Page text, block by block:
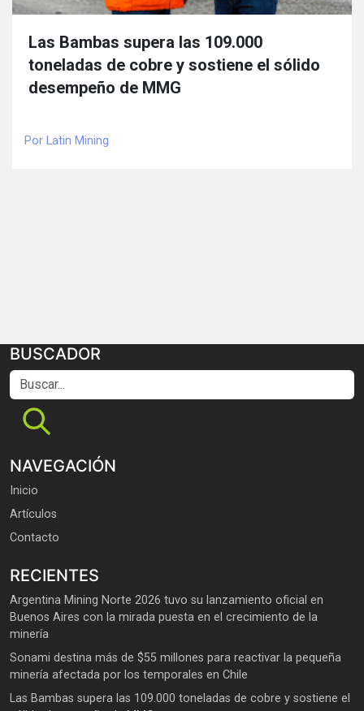
Las Bambas supera las 109.000
toneladas de cobre y sostiene el sólido
desempeño de MMG
Por Latin Mining
BUSCADOR
Buscar...
NAVEGACIÓN
Inicio
Artículos
Contacto
RECIENTES
Argentina Mining Norte 2026 tuvo su lanzamiento oficial en
Buenos Aires con la mirada puesta en el crecimiento de la
minería
Sonami destina más de $55 millones para reactivar la pequeña
minería afectada por los temporales en Chile
Las Bambas supera las 109.000 toneladas de cobre y sostiene el